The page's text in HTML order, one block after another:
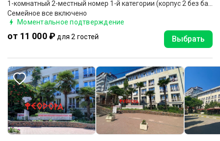
Семейное все включено
Моментальное подтверждение
от 11 000 ₽ для 2 гостей Выбрать